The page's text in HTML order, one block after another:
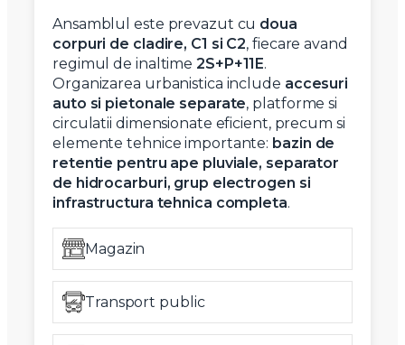
Ansamblul este prevazut cu doua
corpuri de cladire, C1 si C2, fiecare avand
regimul de inaltime 2S+P+11E.
Organizarea urbanistica include accesuri
auto si pietonale separate, platforme si
circulatii dimensionate eficient, precum si
elemente tehnice importante: bazin de
retentie pentru ape pluviale, separator
de hidrocarburi, grup electrogen si
infrastructura tehnica completa.
Magazin
Transport public